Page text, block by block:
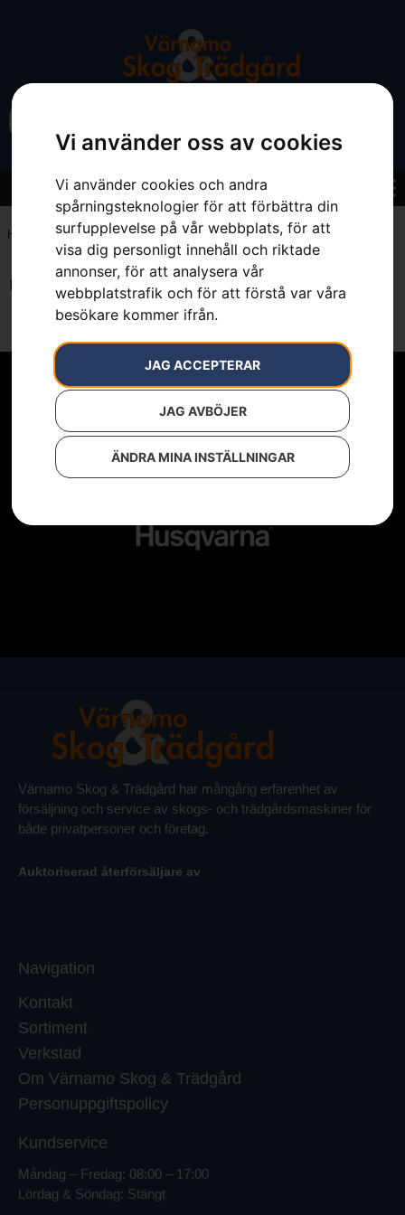
Vi använder oss av cookies
Vi använder cookies och andra
spårningsteknologier för att förbättra din
surfupplevelse på vår webbplats, för att
visa dig personligt innehåll och riktade
annonser, för att analysera vår
webbplatstrafik och för att förstå var våra
besökare kommer ifrån.
JAG ACCEPTERAR
JAG AVBÖJER
ÄNDRA MINA INSTÄLLNINGAR
Hem 50 cm
Inga resultat.
Värnamo Skog & Trädgård har mångårig erfarenhet av
försäljning och service av skogs- och trädgårdsmaskiner för
både privatpersoner och företag.
Auktoriserad återförsäljare av
Navigation
Kontakt
Sortiment
Verkstad
Om Värnamo Skog & Trädgård
Personuppgiftspolicy
Kundservice
Måndag – Fredag: 08:00 – 17:00
Lördag & Söndag: Stängt